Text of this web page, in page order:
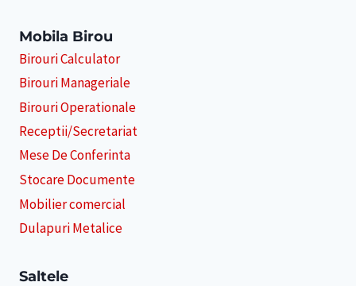
Mobila Birou
Birouri Calculator
Birouri Manageriale
Birouri Operationale
Receptii/Secretariat
Mese De Conferinta
Stocare Documente
Mobilier comercial
Dulapuri Metalice
Saltele